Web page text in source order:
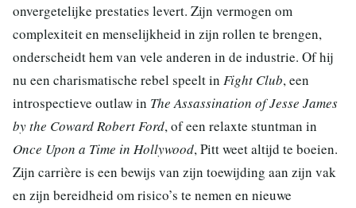
onvergetelijke prestaties levert. Zijn vermogen om
complexiteit en menselijkheid in zijn rollen te brengen,
onderscheidt hem van vele anderen in de industrie. Of hij
nu een charismatische rebel speelt in Fight Club, een
introspectieve outlaw in The Assassination of Jesse James
by the Coward Robert Ford, of een relaxte stuntman in
Once Upon a Time in Hollywood, Pitt weet altijd te boeien.
Zijn carrière is een bewijs van zijn toewijding aan zijn vak
en zijn bereidheid om risico’s te nemen en nieuwe